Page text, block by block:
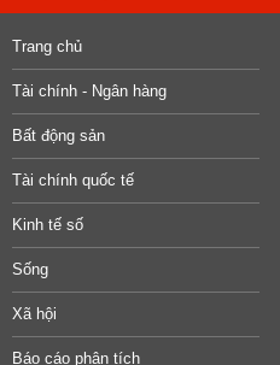
Trang chủ
Tài chính - Ngân hàng
Bất động sản
Tài chính quốc tế
Kinh tế số
Sống
Xã hội
Báo cáo phân tích